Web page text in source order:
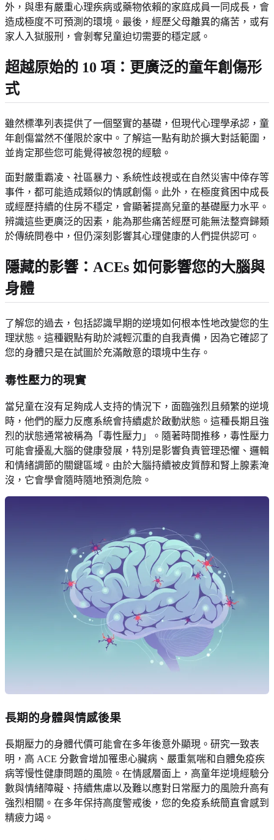
外，與患有嚴重心理疾病或藥物依賴的家庭成員一同成長，會
造成極度不可預測的環境。最後，經歷父母離異的痛苦，或有
家人入獄服刑，會剝奪兒童迫切需要的穩定感。
超越原始的 10 項：更廣泛的童年創傷形
式
雖然標準列表提供了一個堅實的基礎，但現代心理學承認，童
年創傷當然不僅限於家中。了解這一點有助於擴大對話範圍，
並肯定那些您可能覺得被忽視的經驗。
面對嚴重霸凌、社區暴力、系統性歧視或在自然災害中倖存等
事件，都可能造成類似的情感創傷。此外，在極度貧困中成長
或經歷持續的住房不穩定，會顯著提高兒童的基礎壓力水平。
辨識這些更廣泛的因素，能為那些痛苦經歷可能無法整齊歸類
於傳統問卷中，但仍深刻影響其心理健康的人們提供認可。
隱藏的影響：ACEs 如何影響您的大腦與
身體
了解您的過去，包括認識早期的逆境如何根本性地改變您的生
理狀態。這種觀點有助於減輕沉重的自我責備，因為它確認了
您的身體只是在試圖於充滿敵意的環境中生存。
毒性壓力的現實
當兒童在沒有足夠成人支持的情況下，面臨強烈且頻繁的逆境
時，他們的壓力反應系統會持續處於啟動狀態。這種長期且強
烈的狀態通常被稱為「毒性壓力」。隨著時間推移，毒性壓力
可能會擾亂大腦的健康發展，特別是影響負責管理恐懼、邏輯
和情緒調節的關鍵區域。由於大腦持續被皮質醇和腎上腺素淹
沒，它會學會隨時隨地預測危險。
長期的身體與情感後果
長期壓力的身體代價可能會在多年後意外顯現。研究一致表
明，高 ACE 分數會增加罹患心臟病、嚴重氣喘和自體免疫疾
病等慢性健康問題的風險。在情感層面上，高童年逆境經驗分
數與情緒障礙、持續焦慮以及難以應對日常壓力的風險升高有
強烈相關。在多年保持高度警戒後，您的免疫系統簡直會感到
精疲力竭。